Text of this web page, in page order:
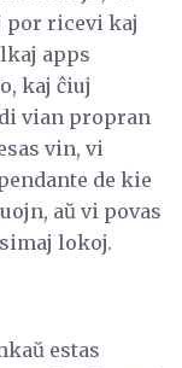
por ricevi kaj
apps
kaj ĉiuj
vian propran
vin, vi
de kie
aŭ vi povas
lokoj.
estas